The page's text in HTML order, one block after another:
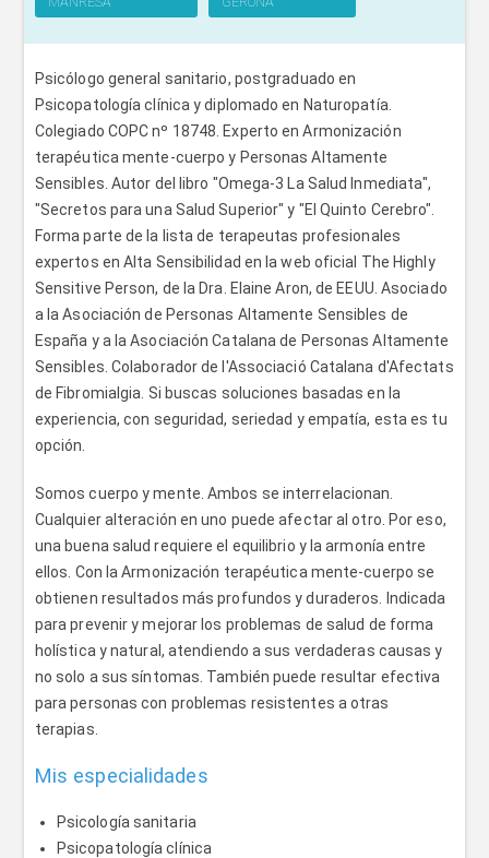
Psicólogo general sanitario, postgraduado en
Psicopatología clínica y diplomado en Naturopatía.
Colegiado COPC nº 18748. Experto en Armonización
terapéutica mente-cuerpo y Personas Altamente
Sensibles. Autor del libro "Omega-3 La Salud Inmediata",
"Secretos para una Salud Superior" y "El Quinto Cerebro".
Forma parte de la lista de terapeutas profesionales
expertos en Alta Sensibilidad en la web oficial The Highly
Sensitive Person, de la Dra. Elaine Aron, de EEUU. Asociado
a la Asociación de Personas Altamente Sensibles de
España y a la Asociación Catalana de Personas Altamente
Sensibles. Colaborador de l'Associació Catalana d'Afectats
de Fibromialgia. Si buscas soluciones basadas en la
experiencia, con seguridad, seriedad y empatía, esta es tu
opción.
Somos cuerpo y mente. Ambos se interrelacionan.
Cualquier alteración en uno puede afectar al otro. Por eso,
una buena salud requiere el equilibrio y la armonía entre
ellos. Con la Armonización terapéutica mente-cuerpo se
obtienen resultados más profundos y duraderos. Indicada
para prevenir y mejorar los problemas de salud de forma
holística y natural, atendiendo a sus verdaderas causas y
no solo a sus síntomas. También puede resultar efectiva
para personas con problemas resistentes a otras
terapias.
Mis especialidades
Psicología sanitaria
Psicopatología clínica